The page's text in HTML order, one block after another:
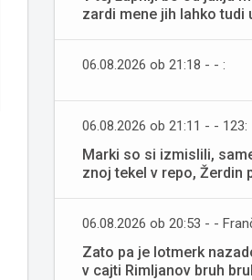
zardi mene jih lahko tudi
06.08.2026 ob 21:18 - - :
06.08.2026 ob 21:11 - - 123:
Marki so si izmislili,
znoj tekel v repo, Žerdin
06.08.2026 ob 20:53 - -
Zato pa je lotmerk
v cajti Rimljanov bruh